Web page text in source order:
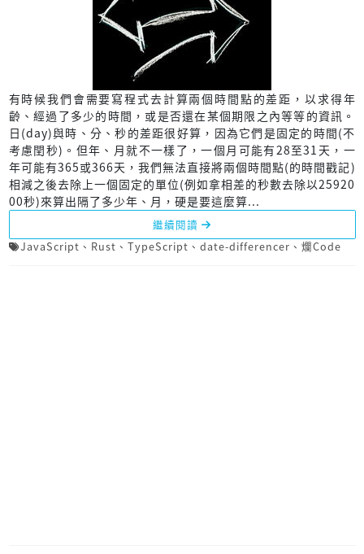
有時候我們會需要寫程式去計算兩個時間點的差距，以求得年
齡、經過了多少的時間，或是否還在某個期限之內等等的資訊。
日(day)與時、分、秒的差距很好算，因為它們是固定的時間(不
考慮閏秒)。但年、月就不一樣了，一個月可能有28至31天，一
年可能有365或366天，我們無法直接將兩個時間點(的時間戳記)
相減之後去除上一個固定的單位(例如拿相差的秒數去除以25920
00秒)來算出隔了多少年、月，硬是要這麼算...
繼續閱讀
JavaScript 、 Rust 、 TypeScript 、 date-differencer 、 爛Code